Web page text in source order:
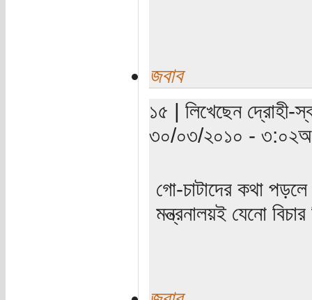
জবাব
১৫ | লিখেছেন দ্রোহী-
৩০/০৩/২০১০ -
গো-চাটাদের কথা
মন্ত্রনালয়ই যেনো